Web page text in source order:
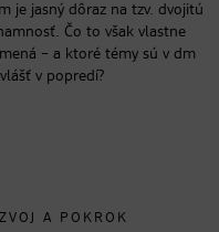
je jasný dôraz na tzv. dvojitú
Čo to však vlastne
– a ktoré témy sú v dm
v popredí?
A POKROK